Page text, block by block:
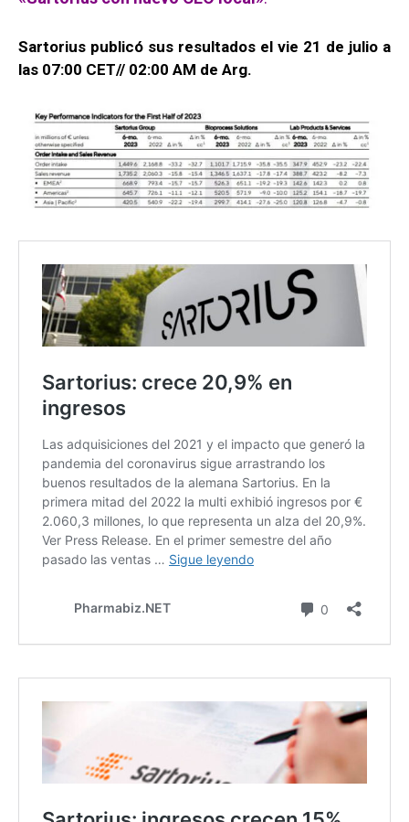
Sartorius publicó sus resultados el vie 21 de julio a
las 07:00 CET// 02:00 AM de Arg.